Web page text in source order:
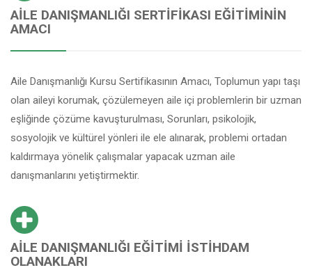
AILE DANIŞMANLIĞI SERTIFIKASI EĞITIMININ
AMACI
Aile Danışmanlığı Kursu Sertifikasının Amacı, Toplumun yapı taşı
olan aileyi korumak, çözülemeyen aile içi problemlerin bir uzman
eşliğinde çözüme kavuşturulması, Sorunları, psikolojik,
sosyolojik ve kültürel yönleri ile ele alınarak, problemi ortadan
kaldırmaya yönelik çalışmalar yapacak uzman aile
danışmanlarını yetiştirmektir.
AILE DANIŞMANLIĞI EĞITIMI İSTIHDAM
OLANAKLARI